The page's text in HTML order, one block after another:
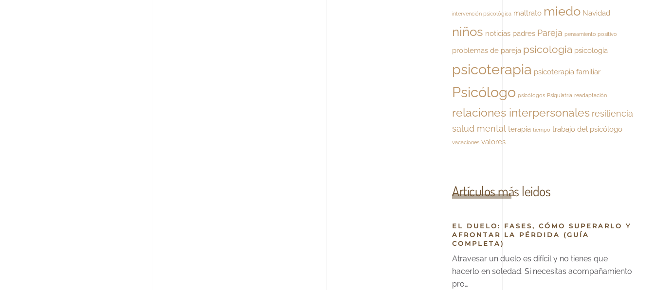
intervención psicológica maltrato miedo Navidad
niños noticias padres Pareja pensamiento positivo
problemas de pareja psicologia psicología
psicoterapia psicoterapia familiar
Psicólogo psicólogos Psiquiatría readaptación
relaciones interpersonales resiliencia
salud mental terapia tiempo trabajo del psicólogo
vacaciones valores
Artículos más leidos
EL DUELO: FASES, CÓMO SUPERARLO Y
AFRONTAR LA PÉRDIDA (GUÍA
COMPLETA)
Atravesar un duelo es difícil y no tienes que
hacerlo en soledad. Si necesitas acompañamiento
pro…